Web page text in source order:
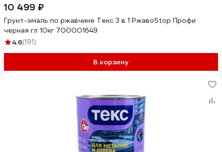
10 499 ₽
Грунт-эмаль по ржавчине Текс 3 в 1 РжавоStop Профи
черная гл 10кг 700001649
4.6(191)
В корзину